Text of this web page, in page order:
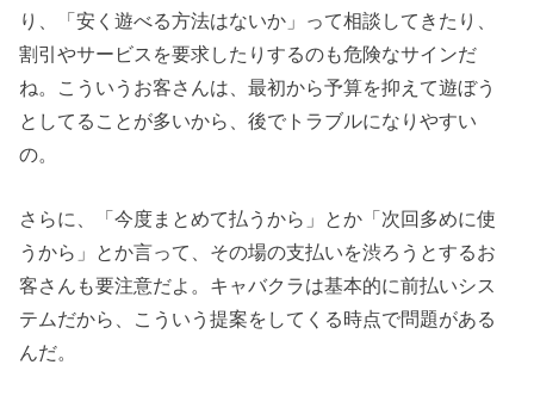
り、「安く遊べる方法はないか」って相談してきたり、
割引やサービスを要求したりするのも危険なサインだ
ね。こういうお客さんは、最初から予算を抑えて遊ぼう
としてることが多いから、後でトラブルになりやすい
の。
さらに、「今度まとめて払うから」とか「次回多めに使
うから」とか言って、その場の支払いを渋ろうとするお
客さんも要注意だよ。キャバクラは基本的に前払いシス
テムだから、こういう提案をしてくる時点で問題がある
んだ。